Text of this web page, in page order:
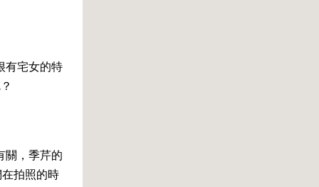
有宅女的特
關，季芹的
拍照的時